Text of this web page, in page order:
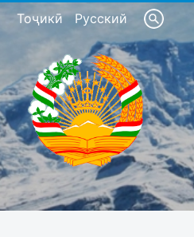
Тоҷикӣ Русский